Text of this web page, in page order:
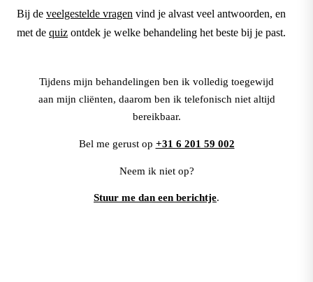
Bij de veelgestelde vragen vind je alvast veel antwoorden, en
met de quiz ontdek je welke behandeling het beste bij je past.
Tijdens mijn behandelingen ben ik volledig toegewijd
aan mijn cliënten, daarom ben ik telefonisch niet altijd
bereikbaar.
Bel me gerust op +31 6 201 59 002
Neem ik niet op?
Stuur me dan een berichtje.